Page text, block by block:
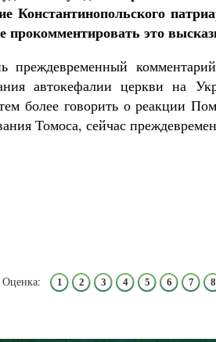
Константинопольского
это
автокефалии церкви на
более говорить о реакции
Томоса, сейчас
Оценка: 1 2 3 4 5 6 7 8